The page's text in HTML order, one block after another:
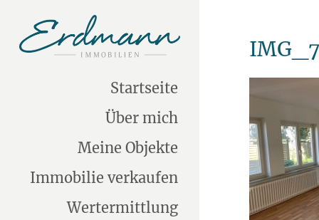
Startseite
Über mich
Meine Objekte
Immobilie verkaufen
Wertermittlung